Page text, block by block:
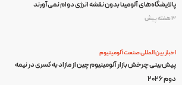
پالایشگاه‌های آلومینا بدون نقشه انرژی دوام نمی‌آورند
3 هفته پیش
اخبار بین المللی صنعت آلومینیوم
پیش‌بینی چرخش بازار آلومینیوم چین از مازاد به کسری در نیمه
دوم ۲۰۲۶